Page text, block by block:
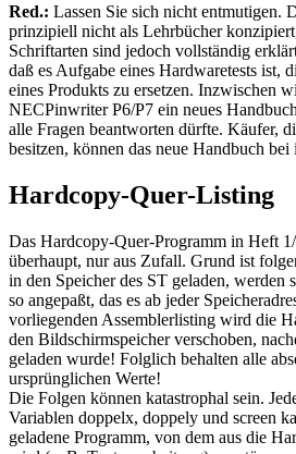
Red.: Lassen Sie sich nicht entmutigen.
prinzipiell nicht als Lehrbücher
Schriftarten sind jedoch vollständig
daß es Aufgabe eines Hardwaretests ist,
eines Produkts zu ersetzen. Inzwischen
NECPinwriter P6/P7 ein neues
alle Fragen beantworten dürfte. Käufer,
besitzen, können das neue Handbuch
Hardcopy-Quer-Listing
Das Hardcopy-Quer-Programm in Heft
überhaupt, nur aus Zufall. Grund ist
in den Speicher des ST geladen, werden
so angepaßt, das es ab jeder
vorliegenden Assemblerlisting wird die
den Bildschirmspeicher verschoben,
geladen wurde! Folglich behalten alle
ursprünglichen Werte!
Die Folgen können katastrophal sein.
Variablen doppelx, doppely und screen
geladene Programm, von dem aus die